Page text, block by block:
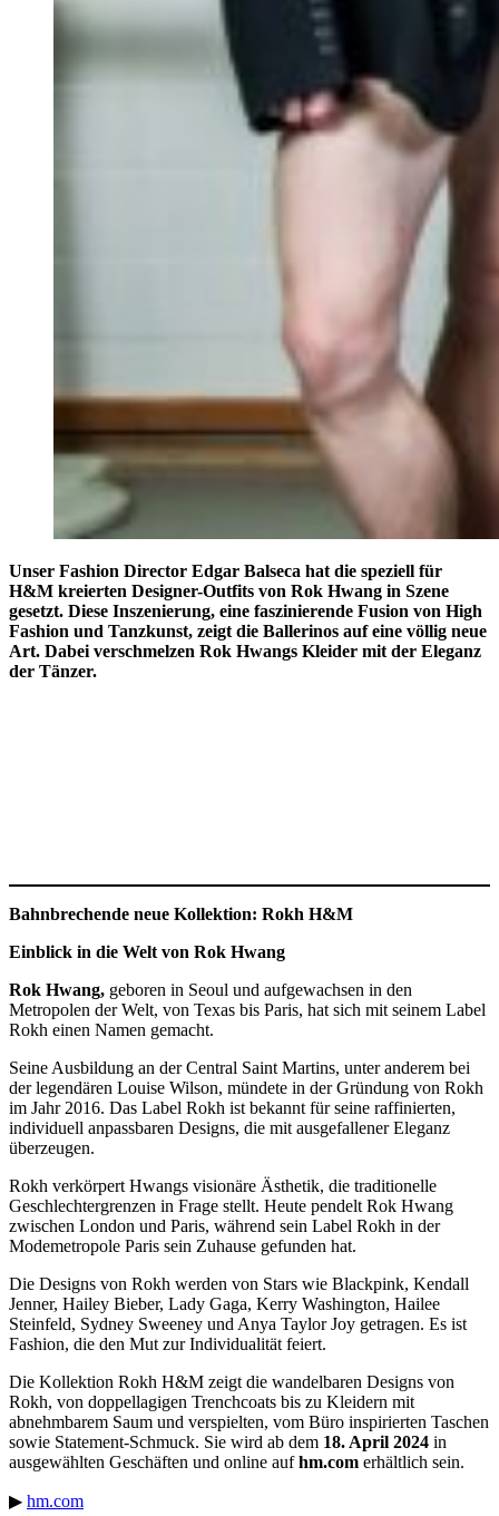
Unser Fashion Director Edgar Balseca hat die speziell für
H&M kreierten Designer-Outfits von Rok Hwang in Szene
gesetzt. Diese Inszenierung, eine faszinierende Fusion von High
Fashion und Tanzkunst, zeigt die Ballerinos auf eine völlig neue
Art. Dabei verschmelzen Rok Hwangs Kleider mit der Eleganz
der Tänzer.
Bahnbrechende neue Kollektion: Rokh H&M
Einblick in die Welt von Rok Hwang
Rok Hwang, geboren in Seoul und aufgewachsen in den
Metropolen der Welt, von Texas bis Paris, hat sich mit seinem Label
Rokh einen Namen gemacht.
Seine Ausbildung an der Central Saint Martins, unter anderem bei
der legendären Louise Wilson, mündete in der Gründung von Rokh
im Jahr 2016. Das Label Rokh ist bekannt für seine raffinierten,
individuell anpassbaren Designs, die mit ausgefallener Eleganz
überzeugen.
Rokh verkörpert Hwangs visionäre Ästhetik, die traditionelle
Geschlechtergrenzen in Frage stellt. Heute pendelt Rok Hwang
zwischen London und Paris, während sein Label Rokh in der
Modemetropole Paris sein Zuhause gefunden hat.
Die Designs von Rokh werden von Stars wie Blackpink, Kendall
Jenner, Hailey Bieber, Lady Gaga, Kerry Washington, Hailee
Steinfeld, Sydney Sweeney und Anya Taylor Joy getragen. Es ist
Fashion, die den Mut zur Individualität feiert.
Die Kollektion Rokh H&M zeigt die wandelbaren Designs von
Rokh, von doppellagigen Trenchcoats bis zu Kleidern mit
abnehmbarem Saum und verspielten, vom Büro inspirierten Taschen
sowie Statement-Schmuck. Sie wird ab dem 18. April 2024 in
ausgewählten Geschäften und online aufhm.com erhältlich sein.
▶ hm.com